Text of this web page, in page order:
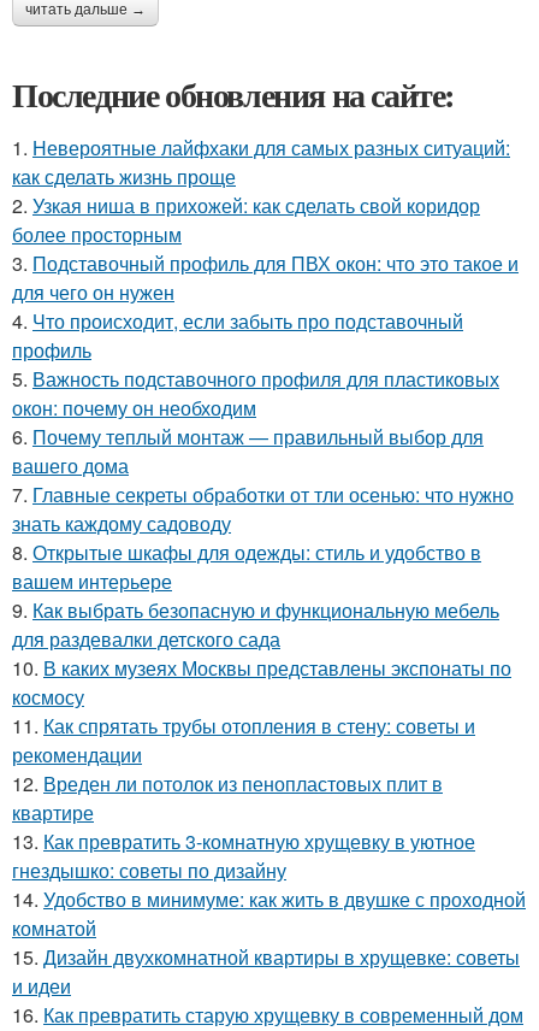
читать дальше →
Последние обновления на сайте:
1. Невероятные лайфхаки для самых разных ситуаций:
как сделать жизнь проще
2. Узкая ниша в прихожей: как сделать свой коридор
более просторным
3. Подставочный профиль для ПВХ окон: что это такое и
для чего он нужен
4. Что происходит, если забыть про подставочный
профиль
5. Важность подставочного профиля для пластиковых
окон: почему он необходим
6. Почему теплый монтаж — правильный выбор для
вашего дома
7. Главные секреты обработки от тли осенью: что нужно
знать каждому садоводу
8. Открытые шкафы для одежды: стиль и удобство в
вашем интерьере
9. Как выбрать безопасную и функциональную мебель
для раздевалки детского сада
10. В каких музеях Москвы представлены экспонаты по
космосу
11. Как спрятать трубы отопления в стену: советы и
рекомендации
12. Вреден ли потолок из пенопластовых плит в
квартире
13. Как превратить 3-комнатную хрущевку в уютное
гнездышко: советы по дизайну
14. Удобство в минимуме: как жить в двушке с проходной
комнатой
15. Дизайн двухкомнатной квартиры в хрущевке: советы
и идеи
16. Как превратить старую хрущевку в современный дом